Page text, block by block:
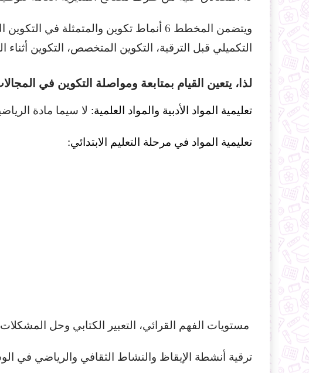
ويتضمن المخطط 6 أنماط تكوين والمتمثلة
التكميلي قبل الترقية، التكوين المتخصص، التكوين أثناء
لذا، يتعين القيام بمتابعة ومواصلة التكوين في
تعليمية المواد الأدبية والمواد العلمية: لا سيما مادة
تعليمية المواد في مرحلة التعليم الابتدائي:
مستويات الفهم القرائي، التعبير الكتابي وحل المشكلات
ترقية أنشطة الإيقاظ والنشاط الثقافي والرياضي في